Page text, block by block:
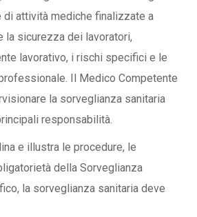
attività mediche finalizzate a
la sicurezza dei lavoratori,
lavorativo, i rischi specifici e le
Il Medico Competente
la sorveglianza sanitaria
responsabilità.
e illustra le procedure, le
della Sorveglianza
la sorveglianza sanitaria deve